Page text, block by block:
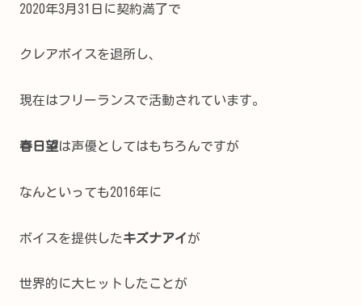
2020年3月31日に契約満了で
クレアボイスを退所し、
現在はフリーランスで活動されています。
春日望は声優としてはもちろんですが
なんといっても2016年に
ボイスを提供したキズナアイが
世界的に大ヒットしたことが